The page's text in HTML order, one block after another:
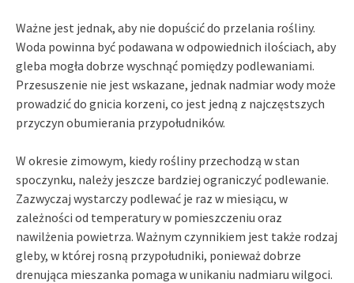
Ważne jest jednak, aby nie dopuścić do przelania rośliny.
Woda powinna być podawana w odpowiednich ilościach, aby
gleba mogła dobrze wyschnąć pomiędzy podlewaniami.
Przesuszenie nie jest wskazane, jednak nadmiar wody może
prowadzić do gnicia korzeni, co jest jedną z najczęstszych
przyczyn obumierania przypołudników.
W okresie zimowym, kiedy rośliny przechodzą w stan
spoczynku, należy jeszcze bardziej ograniczyć podlewanie.
Zazwyczaj wystarczy podlewać je raz w miesiącu, w
zależności od temperatury w pomieszczeniu oraz
nawilżenia powietrza. Ważnym czynnikiem jest także rodzaj
gleby, w której rosną przypołudniki, ponieważ dobrze
drenująca mieszanka pomaga w unikaniu nadmiaru wilgoci.